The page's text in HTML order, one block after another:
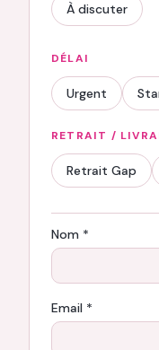
À discuter
DÉLAI
Urgent
RETRAIT /
Retrait Gap
Nom *
Email *